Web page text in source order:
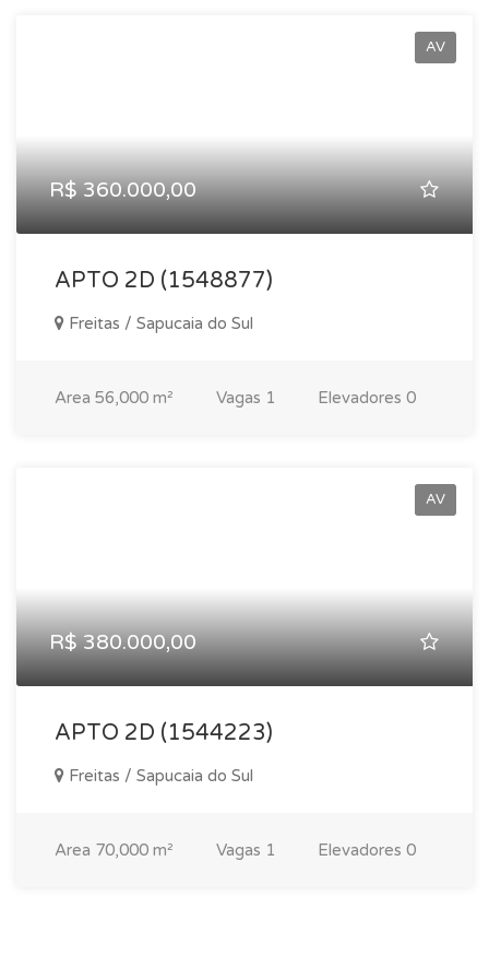
AV
R$ 360.000,00
APTO 2D (1548877)
Freitas / Sapucaia do Sul
Area 56,000 m² Vagas 1 Elevadores 0
AV
R$ 380.000,00
APTO 2D (1544223)
Freitas / Sapucaia do Sul
Area 70,000 m² Vagas 1 Elevadores 0